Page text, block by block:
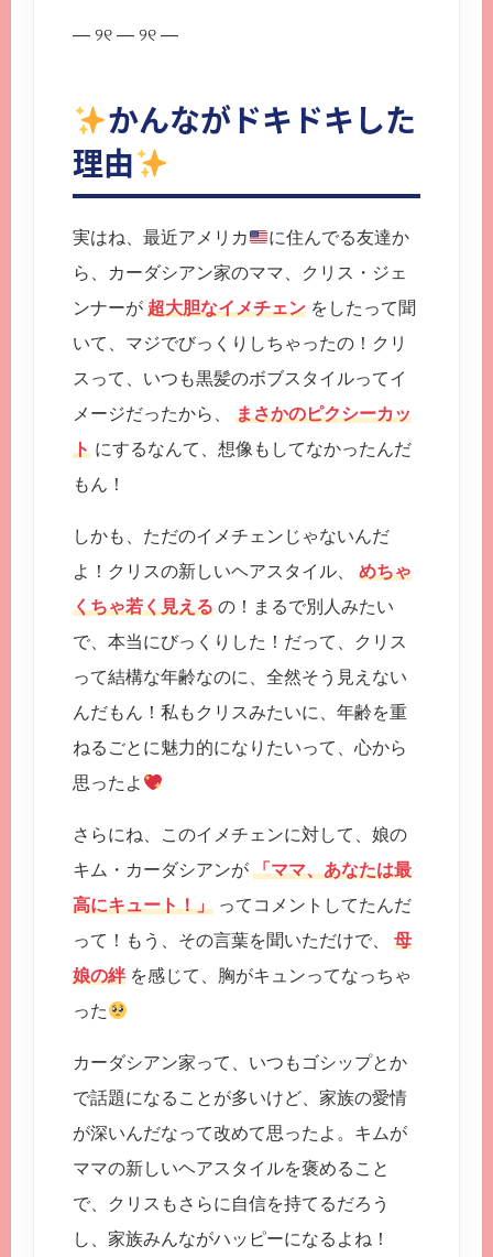
— ୨୧ — ୨୧ —
かんながドキドキした
理由
実はね、最近アメリカ
に住んでる友達か
ら、カーダシアン家のママ、クリス・ジェ
ンナーが 超大胆なイメチェン をしたって聞
いて、マジでびっくりしちゃったの！クリ
スって、いつも黒髪のボブスタイルってイ
メージだったから、 まさかのピクシーカッ
ト にするなんて、想像もしてなかったんだ
もん！
しかも、ただのイメチェンじゃないんだ
よ！クリスの新しいヘアスタイル、 めちゃ
くちゃ若く見える の！まるで別人みたい
で、本当にびっくりした！だって、クリス
って結構な年齢なのに、全然そう見えない
んだもん！私もクリスみたいに、年齢を重
ねるごとに魅力的になりたいって、心から
思ったよ
さらにね、このイメチェンに対して、娘の
キム・カーダシアンが 「ママ、あなたは最
高にキュート！」 ってコメントしてたんだ
って！もう、その言葉を聞いただけで、 母
娘の絆を感じて、胸がキュンってなっちゃ
った
カーダシアン家って、いつもゴシップとか
で話題になることが多いけど、家族の愛情
が深いんだなって改めて思ったよ。キムが
ママの新しいヘアスタイルを褒めること
で、クリスもさらに自信を持てるだろう
し、家族みんながハッピーになるよね！